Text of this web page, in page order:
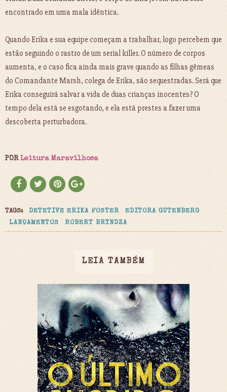
encontrado em uma mala idêntica.
Quando Erika e sua equipe começam a trabalhar, logo percebem que
estão seguindo o rastro de um serial killer. O número de corpos
aumenta, e o caso fica ainda mais grave quando as filhas gêmeas
do Comandante Marsh, colega de Erika, são sequestradas. Será que
Erika conseguirá salvar a vida de duas crianças inocentes? O
tempo dela está se esgotando, e ela está prestes a fazer uma
descoberta perturbadora.
PORLeitura Maravilhosa
TAGS: DETETIVE ERIKA FOSTER
EDITORA GUTENBERG
LANÇAMENTOS
ROBERT BRYNDZA
LEIA TAMBÉM